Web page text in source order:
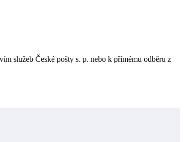
služeb České pošty s. p. nebo k přímému odběru z